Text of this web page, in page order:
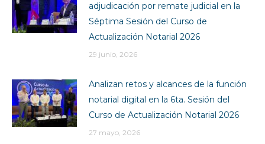
adjudicación por remate judicial en la
Séptima Sesión del Curso de
Actualización Notarial 2026
29 junio, 2026
Analizan retos y alcances de la función
notarial digital en la 6ta. Sesión del
Curso de Actualización Notarial 2026
27 mayo, 2026